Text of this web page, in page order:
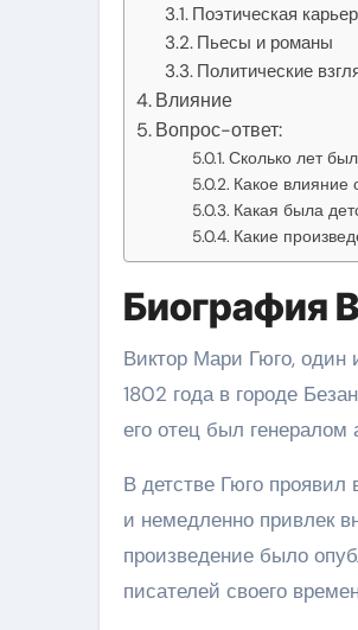
Поэтическая
Пьесы и романы
Политические
Влияние
Вопрос-ответ:
Сколько лет
Какое влияние
Какая была
Какие
Биография
Виктор Мари Гюго, один
1802 года в городе
его отец был
В детстве Гюго
и немедленно привлек
произведение было
писателей своего